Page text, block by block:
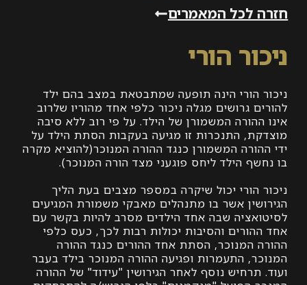
לכל המאמרים
הורי
הורי הינה תופעה שמתבטאת במצב בהם ילד
גרושים מגלה ניכור כלפי אחד מהוריו שלרוב
המשמורן של הילד. על פי רוב ללא סיבה
התנכרות זו מגיעה בעקבות הסתת הילד על
המשמורן כנגד ההורה המנוכר(להוציא מקרה
הילד ליחס פוגעני מצד הורה המנוכר).
הורי יכול שיקרה במספר מצבים בעת הליך
אשר בו מתנהלים מאבקי משמורת המגיעים
שבה אחד הילדים מסרב להיות בקשר עם
והסיבות יכולות רבות לכך, כעס כלפי
המנוכר, הסתת אחד ההורים כנגד ההורה
התעמרות ופגיעה ההורה המנוכר בילד בעבר
נוסף לאחר הגירושין "עידוד" של ההורה